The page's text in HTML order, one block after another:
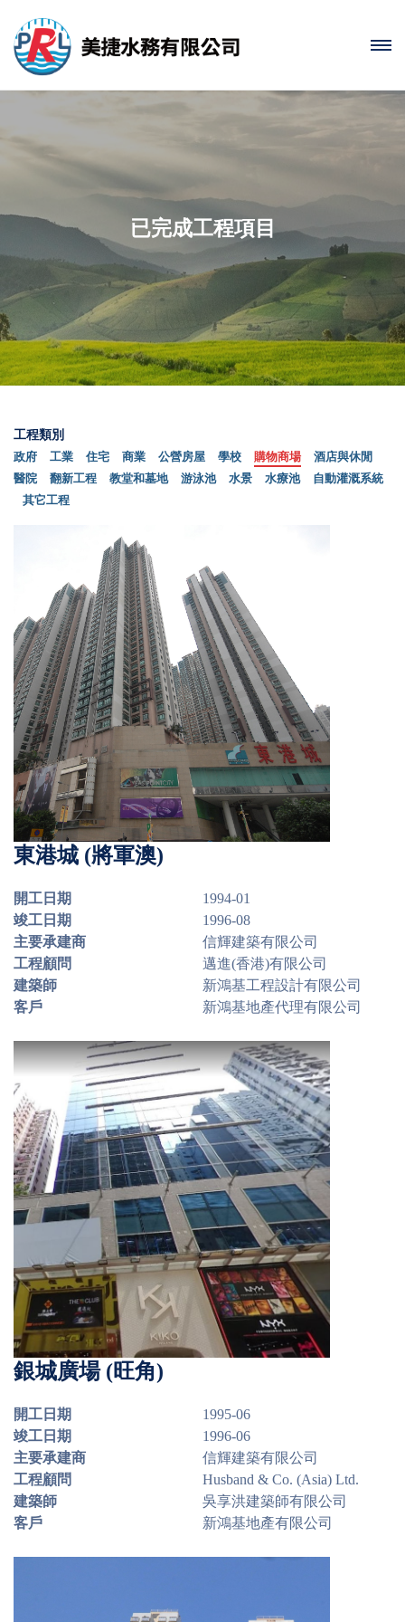
已完成工程項目
工程類別
政府
工業 住宅 商業 公營房屋 學校 購物商場
酒店與休閒
醫院
翻新工程 教堂和墓地 游泳池 水景 水療池
自動灌溉系統
其它工程
東港城 (將軍澳)
開工日期
1994-01
竣工日期
1996-08
主要承建商
信輝建築有限公司
工程顧問
邁進(香港)有限公司
建築師
新鴻基工程設計有限公司
客戶
新鴻基地產代理有限公司
銀城廣場 (旺角)
開工日期
1995-06
竣工日期
1996-06
主要承建商
信輝建築有限公司
工程顧問
Husband & Co. (Asia) Ltd.
建築師
吳享洪建築師有限公司
客戶
新鴻基地產有限公司